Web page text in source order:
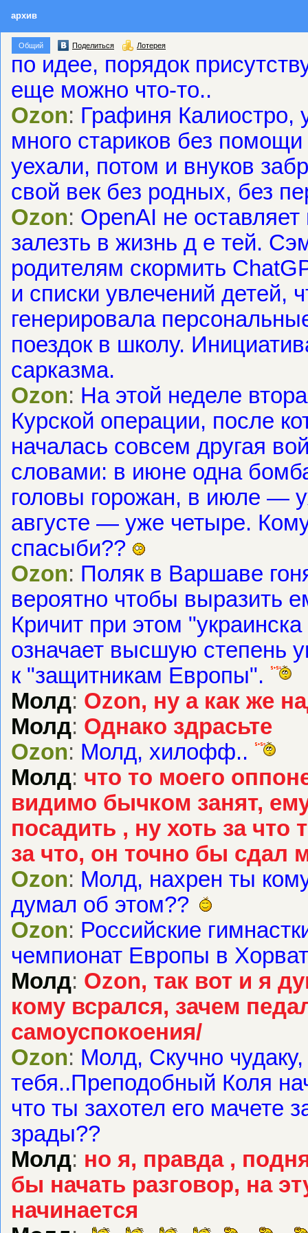
архив
Общий Поделиться Лотерея
колышет, что она ни
Ozon:Графиня Калиостро,
по идее, порядок
еще можно что-то..
Ozon: Графиня Калиостро,
много стариков без
уехали, потом и внуков
свой век без родных, без
Ozon: OpenAI не
залезть в жизнь д е тей.
родителям скормить
и списки увлечений детей,
генерировала
поездок в школу.
сарказма.
Ozon: На этой неделе
Курской операции, после
началась совсем другая
словами: в июне одна
головы горожан, в июле —
августе — уже четыре.
спасыби??
Ozon: Поляк в Варшаве
вероятно чтобы выразить
Кричит при этом
означает высшую степень
к "защитникам Европы".
Молд: Ozon, ну а как же
Молд: Однако здрасьте
Ozon: Молд, хилофф..
Молд: что то моего
видимо бычком занят,
посадить , ну хоть за
за что, он точно бы сдал
Ozon: Молд, нахрен ты
думал об этом??
Ozon: Российские
чемпионат Европы в
Молд: Ozon, так вот и я
кому всрался, зачем
самоуспокоения/
Ozon: Молд, Скучно
тебя..Преподобный Коля
что ты захотел его мачете
зрады??
Молд: но я, правда ,
бы начать разговор, на
начинается